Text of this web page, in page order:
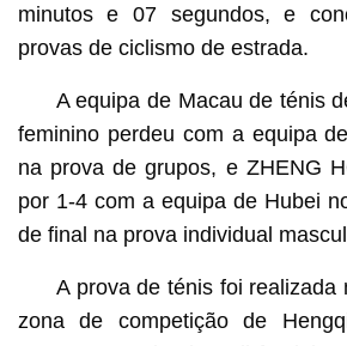
minutos e 07 segundos, e
provas de ciclismo de estrada.
A equipa de Macau de ténis
feminino perdeu com a equipa
na prova de grupos, e ZHENG
por 1-4 com a equipa de Hubei
de final na prova individual
A prova de ténis foi realizada
zona de competição de